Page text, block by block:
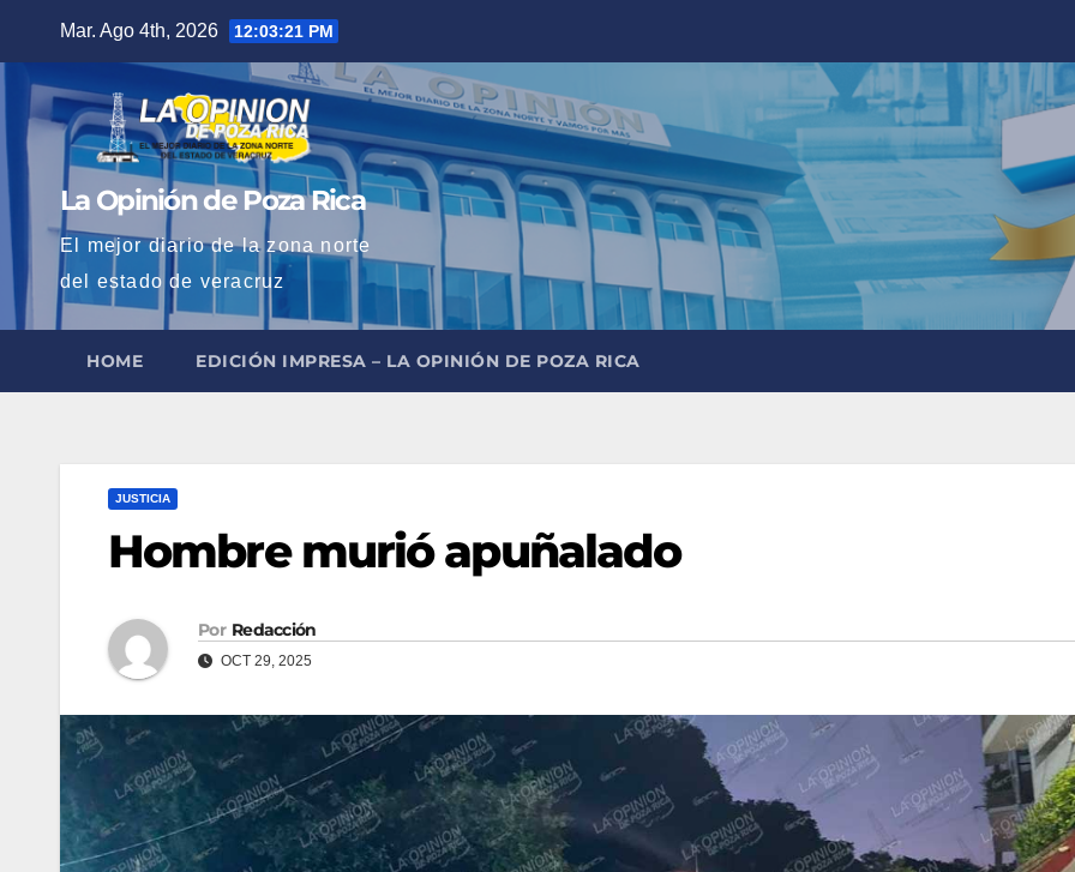
contenido
Mar. Ago 4th, 2026 12:03:23 PM
La Opinión de Poza Rica
El mejor diario de la zona norte
del estado de veracruz
HOME EDICIÓN IMPRESA – LA OPINIÓN DE POZA RICA
JUSTICIA
Hombre murió apuñalado
Por Redacción
OCT 29, 2025